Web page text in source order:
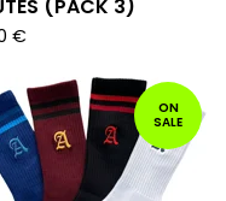
(PACK 3)
€
ON
SALE